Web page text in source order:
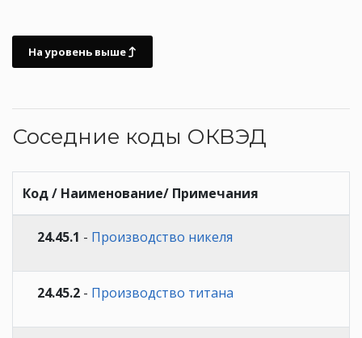
На уровень выше
Соседние коды ОКВЭД
Код / Наименование/ Примечания
24.45.1 - Производство никеля
24.45.2 - Производство титана